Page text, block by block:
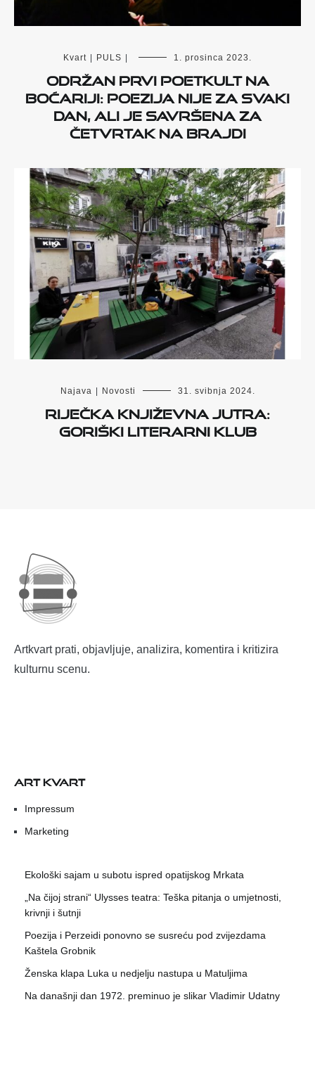
Kvart PULS 1. prosinca 2023.
Održan prvi Poetkult na
Boćariji: Poezija nije za svaki
dan, ali je savršena za
četvrtak na Brajdi
Najava Novosti 31. svibnja 2024.
Riječka književna jutra:
Goriški literarni klub
Artkvart prati, objavljuje, analizira, komentira i kritizira
kulturnu scenu.
ART KVART
Impressum
Marketing
Ekološki sajam u subotu ispred opatijskog Mrkata
„Na čijoj strani“ Ulysses teatra: Teška pitanja o umjetnosti,
krivnji i šutnji
Poezija i Perzeidi ponovno se susreću pod zvijezdama
Kaštela Grobnik
Ženska klapa Luka u nedjelju nastupa u Matuljima
Na današnji dan 1972. preminuo je slikar Vladimir Udatny